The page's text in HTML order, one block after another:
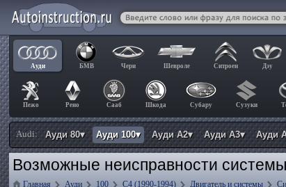
Ауди БМВ Чери Шевроле Ситроен Дэу
Пежо Рено Сааб Шкода Субару Сузуки
Audi: Ауди 80▾ Ауди 100▾ Ауди А2▾ Ауди А3▾ Ауди
Возможные неисправности
Главная Ауди 100 C4 (1990-1994) Двигатель и системы